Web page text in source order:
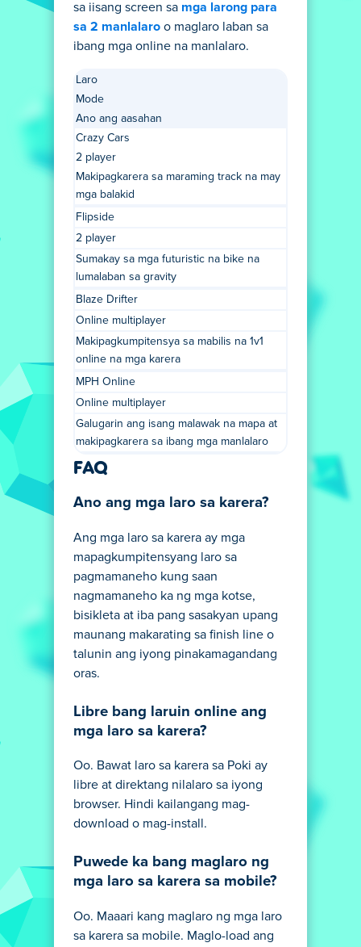
sa iisang screen sa mga larong para
sa 2 manlalaro o maglaro laban sa
ibang mga online na manlalaro.
Laro
Mode
Ano ang aasahan
Crazy Cars
2 player
Makipagkarera sa maraming track na may
mga balakid
Flipside
2 player
Sumakay sa mga futuristic na bike na
lumalaban sa gravity
Blaze Drifter
Online multiplayer
Makipagkumpitensya sa mabilis na 1v1
online na mga karera
MPH Online
Online multiplayer
Galugarin ang isang malawak na mapa at
makipagkarera sa ibang mga manlalaro
FAQ
Ano ang mga laro sa karera?
Ang mga laro sa karera ay mga
mapagkumpitensyang laro sa
pagmamaneho kung saan
nagmamaneho ka ng mga kotse,
bisikleta at iba pang sasakyan upang
maunang makarating sa finish line o
talunin ang iyong pinakamagandang
oras.
Libre bang laruin online ang
mga laro sa karera?
Oo. Bawat laro sa karera sa Poki ay
libre at direktang nilalaro sa iyong
browser. Hindi kailangang mag-
download o mag-install.
Puwede ka bang maglaro ng
mga laro sa karera sa mobile?
Oo. Maaari kang maglaro ng mga laro
sa karera sa mobile. Maglo-load ang